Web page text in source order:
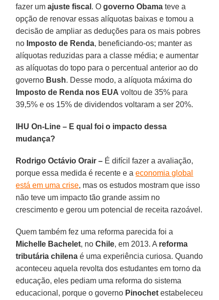
fazer umajuste fiscal . Ogoverno Obama teve a
opção de renovar essas alíquotas baixas e tomou a
decisão de ampliar as deduções para os mais pobres
no Imposto de Renda, beneficiando-os; manter as
alíquotas reduzidas para a classe média; e aumentar
as alíquotas do topo para o percentual anterior ao do
governo Bush. Desse modo, a alíquota máxima do
Imposto de Renda nos EUA voltou de 35% para
39,5% e os 15% de dividendos voltaram a ser 20%.
IHU On-Line – E qual foi o impacto dessa
mudança?
Rodrigo Octávio Orair – É difícil fazer a avaliação,
porque essa medida é recente e aeconomia global
está em uma crise, mas os estudos mostram que isso
não teve um impacto tão grande assim no
crescimento e gerou um potencial de receita razoável.
Quem também fez uma reforma parecida foi a
Michelle Bachelet, noChile, em 2013. A reforma
tributária chilena é uma experiência curiosa. Quando
aconteceu aquela revolta dos estudantes em torno da
educação, eles pediam uma reforma do sistema
educacional, porque o governo Pinochet estabeleceu